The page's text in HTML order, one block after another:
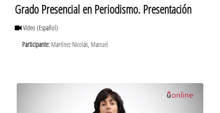
Grado Presencial en Periodismo. Presentación
Vídeo(Español)
Participante: Martínez Nicolás, Manuel